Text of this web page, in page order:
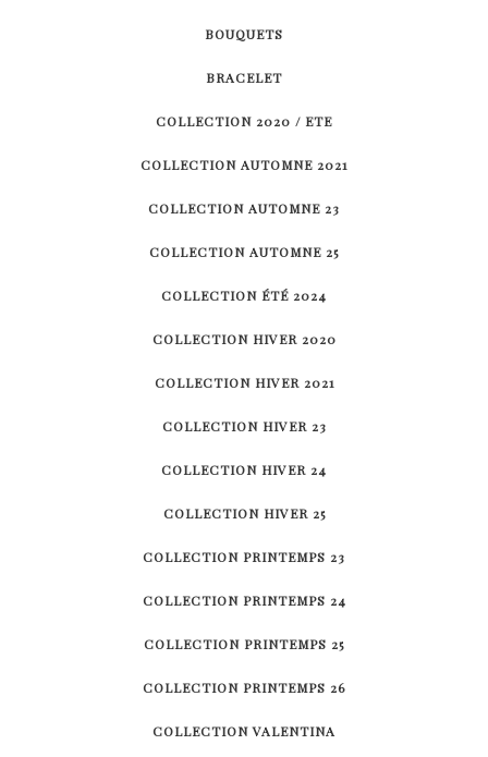
BOUQUETS
BRACELET
COLLECTION 2020 / ETE
COLLECTION AUTOMNE 2021
COLLECTION AUTOMNE 23
COLLECTION AUTOMNE 25
COLLECTION ÉTÉ 2024
COLLECTION HIVER 2020
COLLECTION HIVER 2021
COLLECTION HIVER 23
COLLECTION HIVER 24
COLLECTION HIVER 25
COLLECTION PRINTEMPS 23
COLLECTION PRINTEMPS 24
COLLECTION PRINTEMPS 25
COLLECTION PRINTEMPS 26
COLLECTION VALENTINA